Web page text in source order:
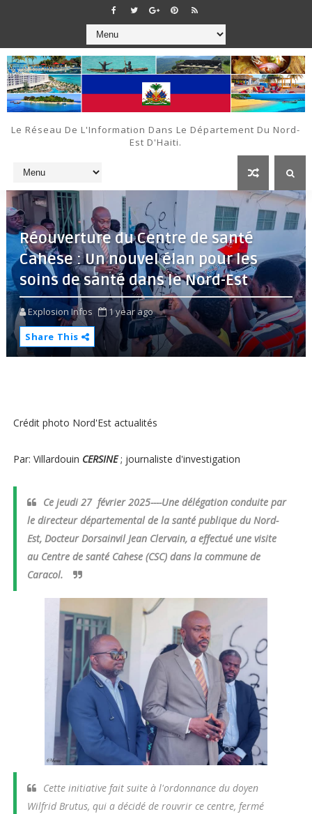
Le Réseau De L'Information Dans Le Département Du Nord-
Est D'Haiti.
Réouverture du Centre de santé
Cahese : Un nouvel élan pour les
soins de santé dans le Nord-Est
Explosion Infos
1 year ago
Share This
Crédit photo Nord'Est actualités
Par: Villardouin CERSINE; journaliste d'investigation
Ce jeudi 27 février 2025----Une délégation conduite par
le directeur départemental de la santé publique du Nord-
Est, Docteur Dorsainvil Jean Clervain, a effectué une visite
au Centre de santé Cahese (CSC) dans la commune de
Caracol.
Cette initiative fait suite à l'ordonnance du doyen
Wilfrid Brutus, qui a décidé de rouvrir ce centre, fermé